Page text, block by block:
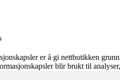
er å gi nettbutikken
blir brukt til